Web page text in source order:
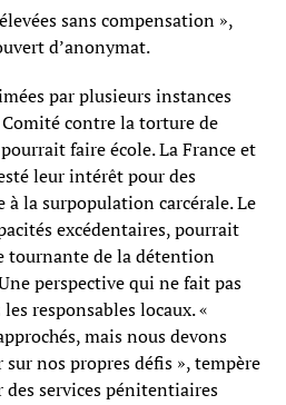
sans compensation »,
d’anonymat.
par plusieurs instances
contre la torture de
faire école. La France et
leur intérêt pour des
la surpopulation carcérale. Le
excédentaires, pourrait
tournante de la détention
perspective qui ne fait pas
responsables locaux. «
mais nous devons
nos propres défis », tempère
services pénitentiaires